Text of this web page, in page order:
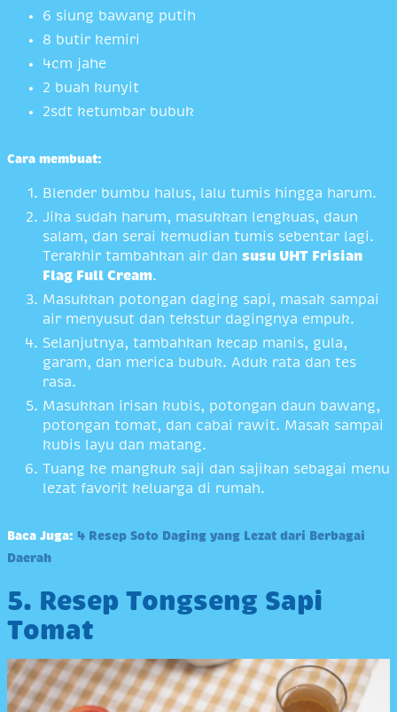
6 siung bawang putih
8 butir kemiri
4cm jahe
2 buah kunyit
2sdt ketumbar bubuk
Cara membuat:
Blender bumbu halus, lalu tumis hingga harum.
Jika sudah harum, masukkan lengkuas, daun
salam, dan serai kemudian tumis sebentar lagi.
Terakhir tambahkan air dan susu UHT Frisian
Flag Full Cream.
Masukkan potongan daging sapi, masak sampai
air menyusut dan tekstur dagingnya empuk.
Selanjutnya, tambahkan kecap manis, gula,
garam, dan merica bubuk. Aduk rata dan tes
rasa.
Masukkan irisan kubis, potongan daun bawang,
potongan tomat, dan cabai rawit. Masak sampai
kubis layu dan matang.
Tuang ke mangkuk saji dan sajikan sebagai menu
lezat favorit keluarga di rumah.
Baca Juga: 4 Resep Soto Daging yang Lezat dari Berbagai
Daerah
5. Resep Tongseng Sapi
Tomat